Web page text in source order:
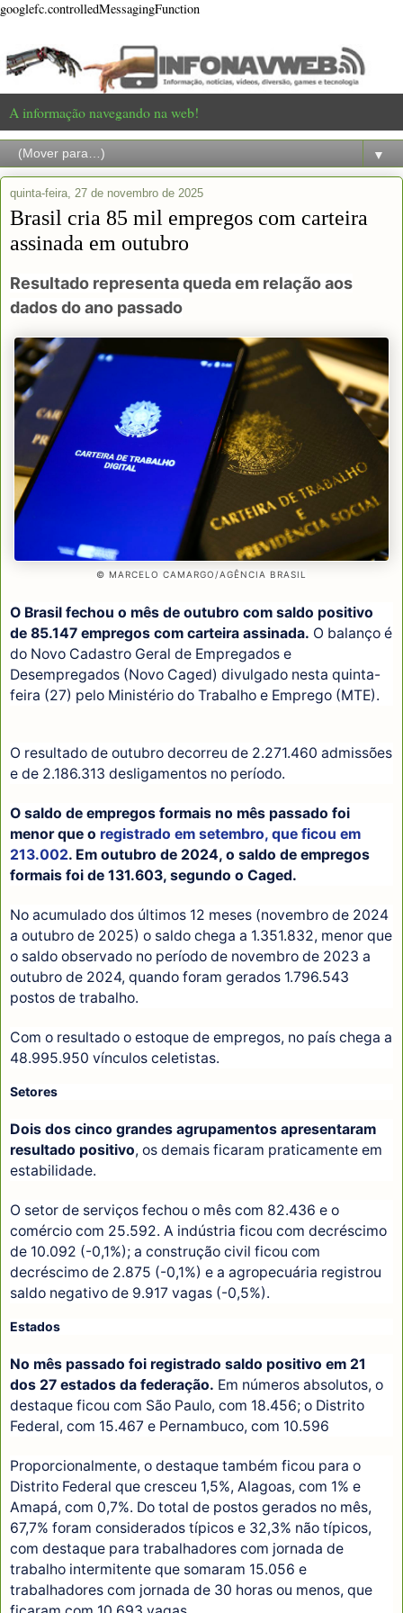
googlefc.controlledMessagingFunction
A informação navegando na web!
▼
quinta-feira, 27 de novembro de 2025
Brasil cria 85 mil empregos com carteira
assinada em outubro
Resultado representa queda em relação aos
dados do ano passado
© MARCELO CAMARGO/AGÊNCIA BRASIL
O Brasil fechou o mês de outubro com saldo positivo
de 85.147 empregos com carteira assinada. O balanço é
do Novo Cadastro Geral de Empregados e
Desempregados (Novo Caged) divulgado nesta quinta-
feira (27) pelo Ministério do Trabalho e Emprego (MTE).
O resultado de outubro decorreu de 2.271.460 admissões
e de 2.186.313 desligamentos no período.
O saldo de empregos formais no mês passado foi
menor que o registrado em setembro, que ficou em
213.002. Em outubro de 2024, o saldo de empregos
formais foi de 131.603, segundo o Caged.
No acumulado dos últimos 12 meses (novembro de 2024
a outubro de 2025) o saldo chega a 1.351.832, menor que
o saldo observado no período de novembro de 2023 a
outubro de 2024, quando foram gerados 1.796.543
postos de trabalho.
Com o resultado o estoque de empregos, no país chega a
48.995.950 vínculos celetistas.
Setores
Dois dos cinco grandes agrupamentos apresentaram
resultado positivo, os demais ficaram praticamente em
estabilidade.
O setor de serviços fechou o mês com 82.436 e o
comércio com 25.592. A indústria ficou com decréscimo
de 10.092 (-0,1%); a construção civil ficou com
decréscimo de 2.875 (-0,1%) e a agropecuária registrou
saldo negativo de 9.917 vagas (-0,5%).
Estados
No mês passado foi registrado saldo positivo em 21
dos 27 estados da federação. Em números absolutos, o
destaque ficou com São Paulo, com 18.456; o Distrito
Federal, com 15.467 e Pernambuco, com 10.596
Proporcionalmente, o destaque também ficou para o
Distrito Federal que cresceu 1,5%, Alagoas, com 1% e
Amapá, com 0,7%. Do total de postos gerados no mês,
67,7% foram considerados típicos e 32,3% não típicos,
com destaque para trabalhadores com jornada de
trabalho intermitente que somaram 15.056 e
trabalhadores com jornada de 30 horas ou menos, que